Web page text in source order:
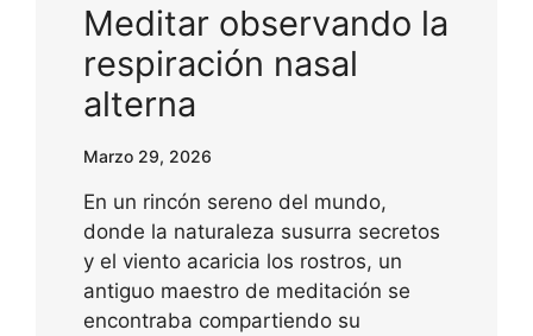
Meditar observando la
respiración nasal
alterna
Marzo 29, 2026
En un rincón sereno del mundo,
donde la naturaleza susurra secretos
y el viento acaricia los rostros, un
antiguo maestro de meditación se
encontraba compartiendo su